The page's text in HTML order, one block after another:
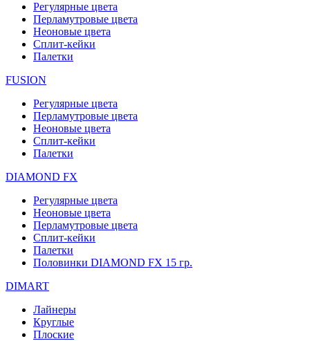
Регулярные цвета
Перламутровые цвета
Неоновые цвета
Сплит-кейки
Палетки
FUSION
Регулярные цвета
Перламутровые цвета
Неоновые цвета
Сплит-кейки
Палетки
DIAMOND FX
Регулярные цвета
Неоновые цвета
Перламутровые цвета
Сплит-кейки
Палетки
Половинки DIAMOND FX 15 гр.
DIMART
Лайнеры
Круглые
Плоские